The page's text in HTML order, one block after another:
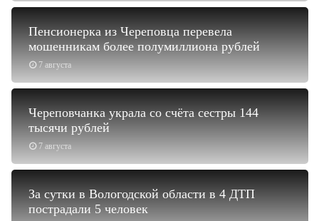
7 августа
Пенсионерка из Череповца перевела
мошенникам более полумиллиона рублей
7 августа
Череповчанка украла со счёта сестры 144
тысячи рублей
За сутки в Вологодской области в 4 ДТП
пострадали 5 человек